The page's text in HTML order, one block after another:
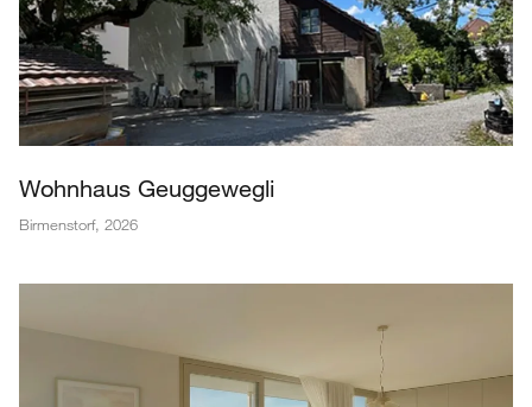
Wohnhaus Geuggewegli
Birmenstorf, 2026